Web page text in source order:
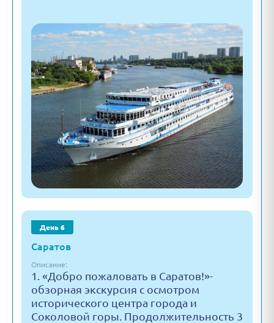
День 6
Саратов
Описание:
1. «Добро пожаловать в Саратов!»-
обзорная экскурсия с осмотром
исторического центра города и
Соколовой горы. Продолжительность 3